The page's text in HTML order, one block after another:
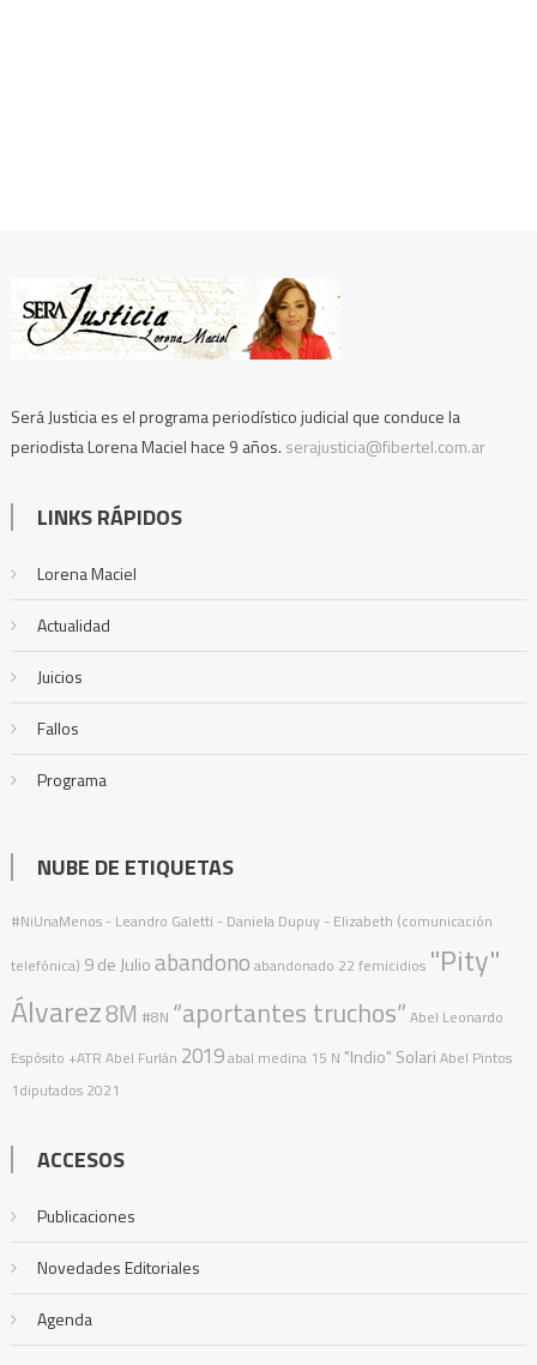
Será Justicia es el programa periodístico judicial que conduce la
periodista Lorena Maciel hace 9 años. serajusticia@fibertel.com.ar
LINKS RÁPIDOS
Lorena Maciel
Actualidad
Juicios
Fallos
Programa
NUBE DE ETIQUETAS
#NiUnaMenos - Leandro Galetti - Daniela Dupuy - Elizabeth (comunicación
telefónica) 9 de Julioabandono abandonado 22 femicidios "Pity"
Álvarez8M #8N “aportantes truchos” Abel Leonardo
Espósito +ATR Abel Furlán 2019abal medina 15 N "Indio" Solari Abel Pintos
1diputados 2021
ACCESOS
Publicaciones
Novedades Editoriales
Agenda